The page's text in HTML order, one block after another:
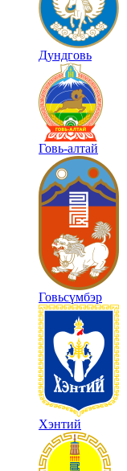
Дундговь
Говь-алтай
Говьсүмбэр
Хэнтий